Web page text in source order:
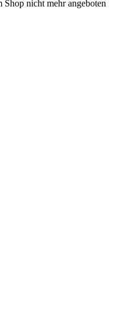
nicht mehr angeboten